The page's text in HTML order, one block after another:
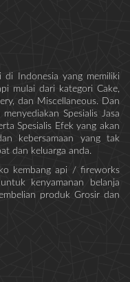
di Indonesia yang memiliki
mulai dari kategori Cake,
dan Miscellaneous. Dan
Spesialis Jasa
Spesialis Efek yang akan
kebersamaan yang tak
dan keluarga anda.
kembang api / fireworks
kenyamanan belanja
produk Grosir dan